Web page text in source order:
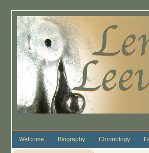
Welcome Biography Chronology